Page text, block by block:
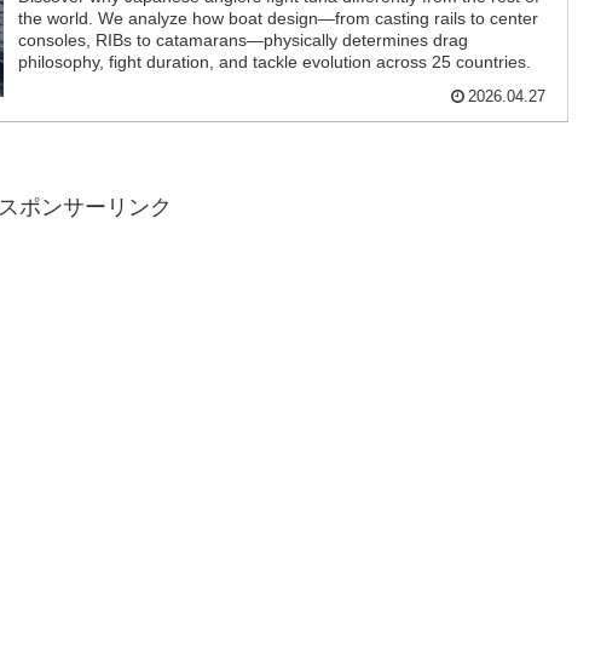
the world. We analyze how boat design—from casting rails to center
consoles, RIBs to catamarans—physically determines drag
philosophy, fight duration, and tackle evolution across 25 countries.
2026.04.27
スポンサーリンク